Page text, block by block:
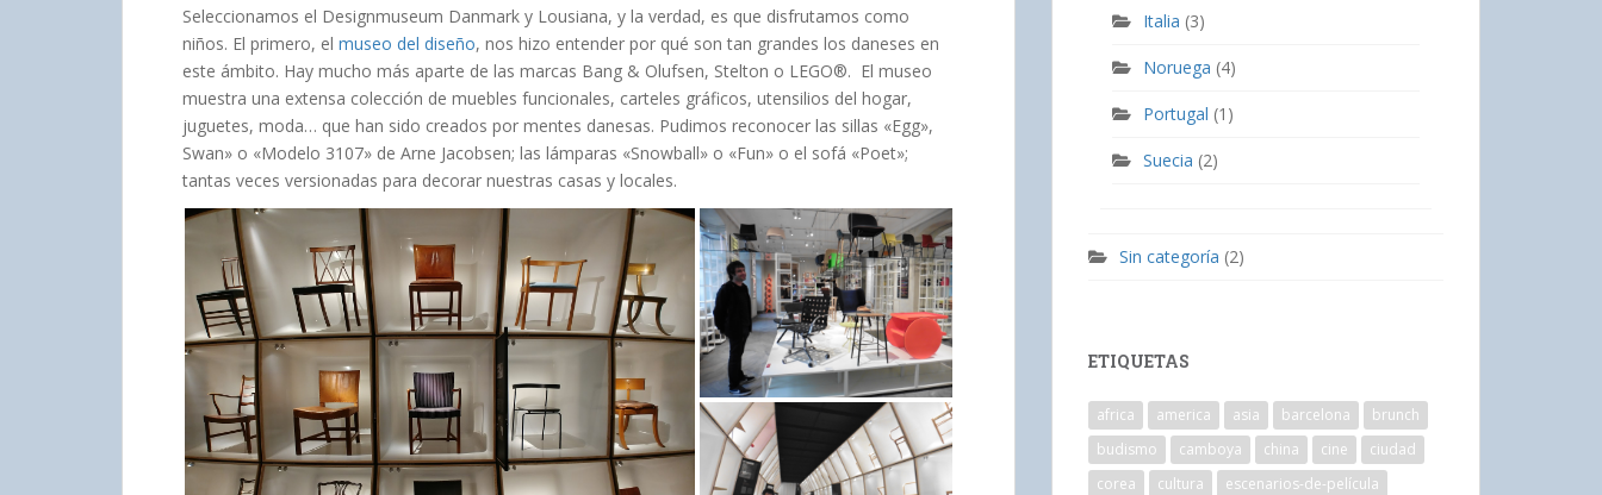
Seleccionamos el Designmuseum Danmark y Lousiana, y la verdad, es que disfrutamos como
niños. El primero, el museo del diseño, nos hizo entender por qué son tan grandes los daneses en
este ámbito. Hay mucho más aparte de las marcas Bang & Olufsen, Stelton o LEGO®. El museo
muestra una extensa colección de muebles funcionales, carteles gráficos, utensilios del hogar,
juguetes, moda… que han sido creados por mentes danesas. Pudimos reconocer las sillas «Egg»,
Swan» o «Modelo 3107» de Arne Jacobsen; las lámparas «Snowball» o «Fun» o el sofá «Poet»;
tantas veces versionadas para decorar nuestras casas y locales.
Italia (3)
Noruega (4)
Portugal (1)
Suecia (2)
Sin categoría (2)
ETIQUETAS
africa america asia barcelona
brunch
budismo
camboya china cine
ciudad
corea
cultura
escenarios-de-película